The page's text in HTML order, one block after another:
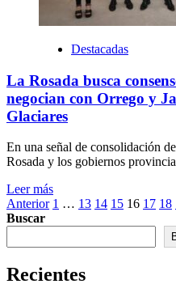
Destacadas
La Rosada busca
negocian con Orrego y
Glaciares
En una señal de consolidación
Rosada y los gobiernos
Leer más
Paginación
de
entradas
Anterior 1 … 13 14 15 16 17 18
Buscar
Recientes